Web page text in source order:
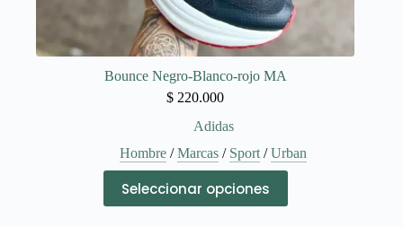
Bounce Negro-Blanco-rojo MA
$ 220.000
Adidas
Hombre /Marcas / Sport /Urban
Seleccionar opciones
producto
tiene